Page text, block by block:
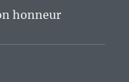
honneur